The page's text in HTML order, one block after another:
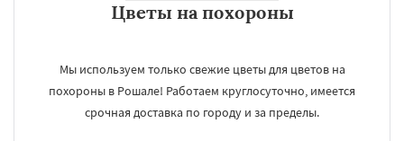
Цветы на похороны
Мы используем только свежие цветы для цветов на
похороны в Рошале! Работаем круглосуточно, имеется
срочная доставка по городу и за пределы.